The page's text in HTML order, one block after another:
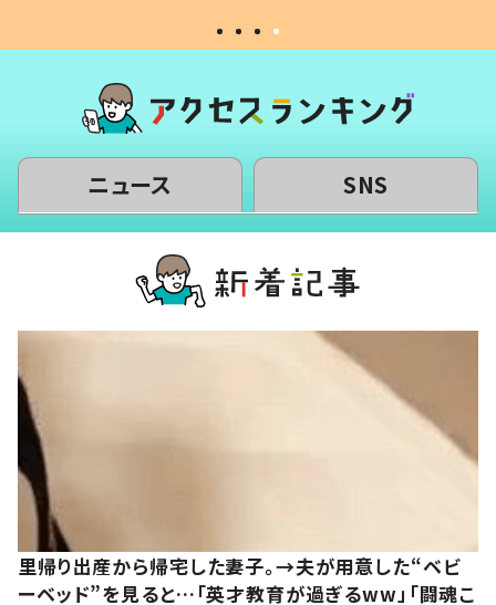
ニュース SNS
里帰り出産から帰宅した妻子。→夫が用意した“ベビ
ーベッド”を見ると…「英才教育が過ぎるww」「闘魂こ